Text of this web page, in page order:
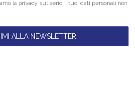
la privacy sul serio. I tuoi dati personali non
ALLA NEWSLETTER